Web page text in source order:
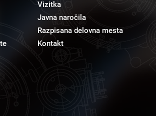
Vizitka
Javna naročila
Razpisana delovna mesta
Kontakt